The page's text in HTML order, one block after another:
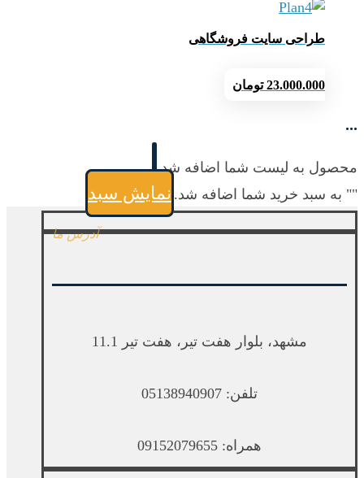
طراحی سایت فروشگاهی
23.000.000 تومان
...
محصول به لیست شما اضافه شد.
"" به سبد خرید شما اضافه شد. نمایش سبد
آدرس ما
مشهد، بلوار هفت تیر، هفت تیر 11.1
تلفن: 05138940907
همراه: 09152079655